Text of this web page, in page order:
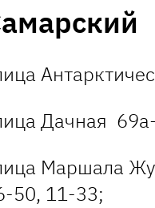
Дачная
Маршала
50, 11-33;